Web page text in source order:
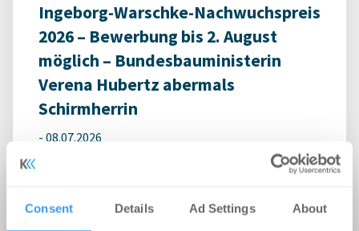
Consent Details Ad Settings About
Ingeborg-Warschke-Nachwuchspreis
2026 – Bewerbung bis 2. August
möglich – Bundesbauministerin
Verena Hubertz abermals
Schirmherrin
- 08.07.2026
Login für den ganzen Artikel Wenn noch nicht